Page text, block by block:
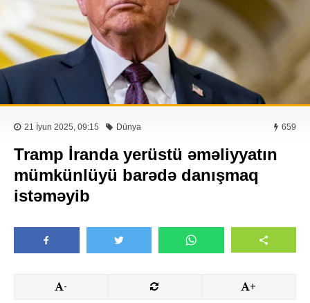
21 İyun 2025, 09:15 Dünya 659
Tramp İranda yerüstü əməliyyatın
mümkünlüyü barədə danışmaq
istəməyib
- +